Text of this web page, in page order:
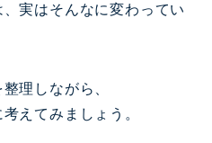
、実はそんなに変わってい
理しながら、
えてみましょう。